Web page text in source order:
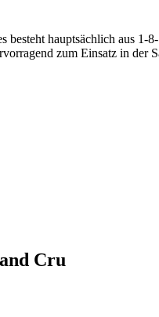
hauptsächlich aus 1-
zum Einsatz in der
Cru